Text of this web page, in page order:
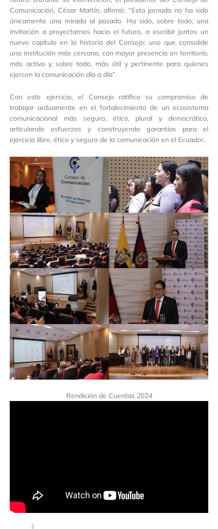
Comunicación, César Martín, afirmó: “Esta jornada no ha sido
únicamente una mirada al pasado. Ha sido, sobre todo, una
invitación a proyectarnos hacia el futuro, a escribir juntos un
nuevo capítulo en la historia del Consejo: uno que consolide
una institución más cercana, con mayor presencia en territorio,
más activa y, sobre todo, más útil y pertinente para quienes
ejercen la comunicación día a día”.
Con este ejercicio, el Consejo ratifica su compromiso de
trabajar arduamente en el fortalecimiento de un ecosistema
comunicacional más seguro, ético, plural y democrático,
articulando esfuerzos y construyendo garantías para el
ejercicio libre, ético y seguro de la comunicación en el Ecuador.
Rendición de Cuentas 2024